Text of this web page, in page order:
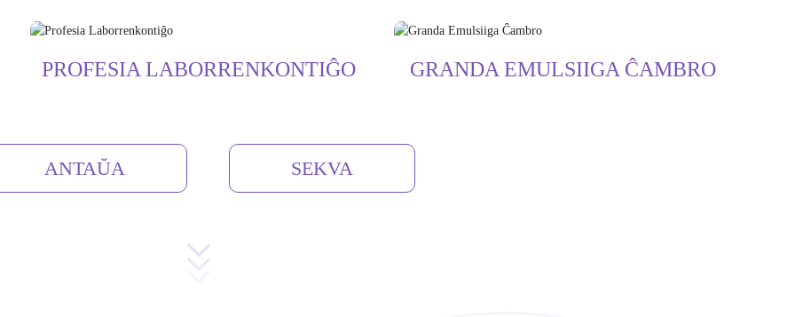
PROFESIA LABORRENKONTIĜO GRANDA EMULSIIGA ĈAMBRO
ANTAŬA SEKVA